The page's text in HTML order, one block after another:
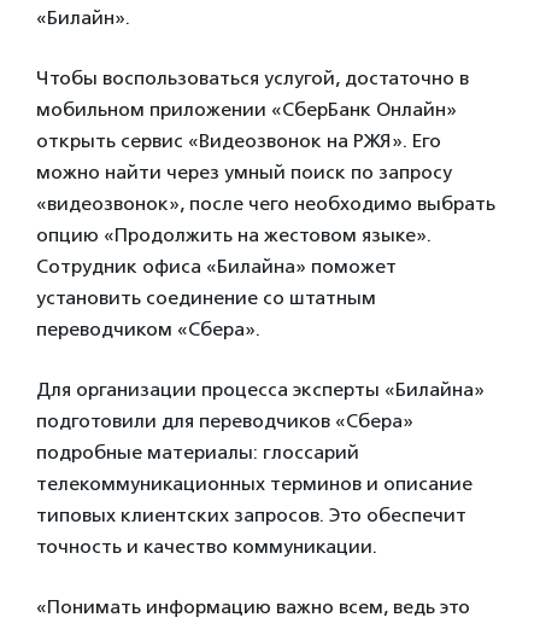
«Билайн».
Чтобы воспользоваться услугой, достаточно в
мобильном приложении «СберБанк Онлайн»
открыть сервис «Видеозвонок на РЖЯ». Его
можно найти через умный поиск по запросу
«видеозвонок», после чего необходимо выбрать
опцию «Продолжить на жестовом языке».
Сотрудник офиса «Билайна» поможет
установить соединение со штатным
переводчиком «Сбера».
Для организации процесса эксперты «Билайна»
подготовили для переводчиков «Сбера»
подробные материалы: глоссарий
телекоммуникационных терминов и описание
типовых клиентских запросов. Это обеспечит
точность и качество коммуникации.
«Понимать информацию важно всем, ведь это